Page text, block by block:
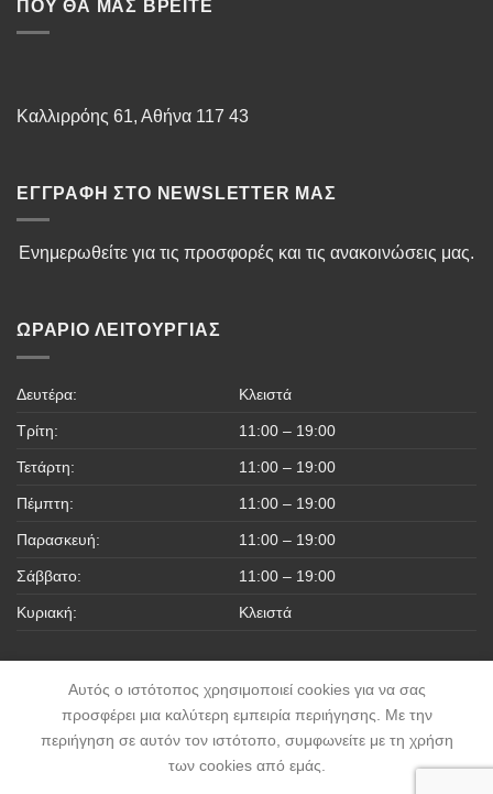
ΠΟΥ ΘΑ ΜΑΣ ΒΡΕΊΤΕ
Καλλιρρόης 61, Αθήνα 117 43
ΕΓΓΡΑΦΉ ΣΤΟ NEWSLETTER ΜΑΣ
Ενημερωθείτε για τις προσφορές και τις ανακοινώσεις μας.
ΩΡΆΡΙΟ ΛΕΙΤΟΥΡΓΊΑΣ
Δευτέρα: Κλειστά
Τρίτη: 11:00 – 19:00
Τετάρτη: 11:00 – 19:00
Πέμπτη: 11:00 – 19:00
Παρασκευή: 11:00 – 19:00
Σάββατο: 11:00 – 19:00
Κυριακή: Κλειστά
ΠΟΛΙΤΙΚΉ ΕΠΙΣΤΡΟΦΏΝ & ΑΚΥΡΏΣΕΩΝ
ΌΡΟΙ ΧΡΉΣΗΣ & ΠΡΟΫΠΟΘΈΣΕΙΣ
ΤΡΌΠΟΙ ΠΛΗΡΩΜΉΣ
Αυτός ο ιστότοπος χρησιμοποιεί cookies για να σας
προσφέρει μια καλύτερη εμπειρία περιήγησης. Με την
περιήγηση σε αυτόν τον ιστότοπο, συμφωνείτε με τη χρήση
των cookies από εμάς.